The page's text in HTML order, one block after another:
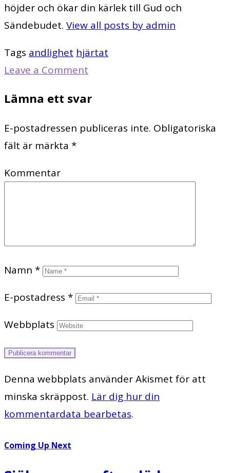
höjder och ökar din kärlek till Gud och
Sändebudet. View all posts by admin
Tags andlighet hjärtat
Leave a Comment
Lämna ett svar
E-postadressen publiceras inte. Obligatoriska
fält är märkta *
Kommentar
Namn *
E-postadress *
Webbplats
Denna webbplats använder Akismet för att
minska skräppost. Lär dig hur din
kommentardata bearbetas.
Coming Up Next